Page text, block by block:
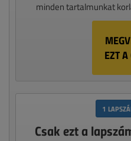
minden tartalmunkat
EZT
1
Csak ezt a